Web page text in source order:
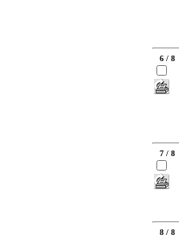
6 / 8
7 / 8
8 / 8